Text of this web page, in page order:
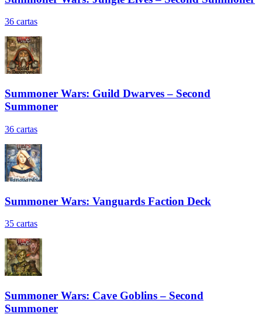
36 cartas
Summoner Wars: Guild Dwarves – Second
Summoner
36 cartas
Summoner Wars: Vanguards Faction Deck
35 cartas
Summoner Wars: Cave Goblins – Second
Summoner